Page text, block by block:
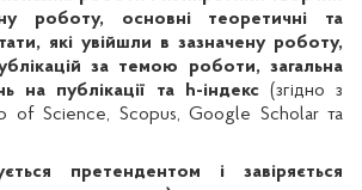
роботу, основні теоретичні та
які увійшли в зазначену роботу,
за темою роботи, загальна
на публікації та h-індекс(згідно з
of Science, Scopus, Google Scholar та
претендентом і завіряється